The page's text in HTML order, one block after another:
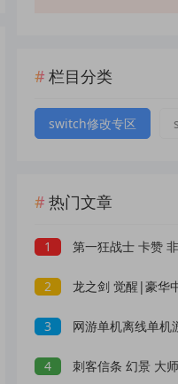
栏目分类
switch修改专区
热门文章
1 第一狂战士 卡赞 非
2 龙之剑 觉醒|豪华
3 网游单机离线单机游戏合集2.6T
4 刺客信条 幻景 大